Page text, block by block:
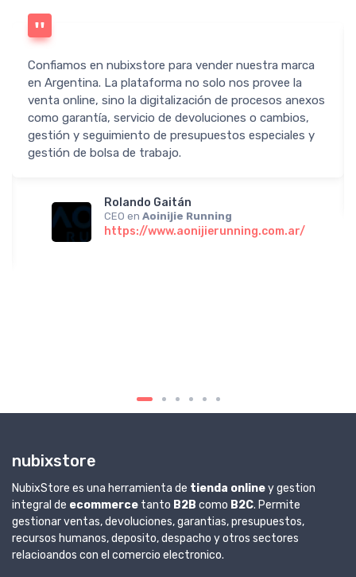
Confiamos en nubixstore para vender nuestra marca
en Argentina. La plataforma no solo nos provee la
venta online, sino la digitalización de procesos anexos
como garantía, servicio de devoluciones o cambios,
gestión y seguimiento de presupuestos especiales y
gestión de bolsa de trabajo.
Rolando Gaitán
CEO en Aoinijie Running
https://www.aonijierunning.com.ar/
nubixstore
NubixStore es una herramienta de tienda onliney gestion
integral de ecommerce tanto B2B como B2C. Permite
gestionar ventas, devoluciones, garantias, presupuestos,
recursos humanos, deposito, despacho y otros sectores
relacioandos con el comercio electronico.